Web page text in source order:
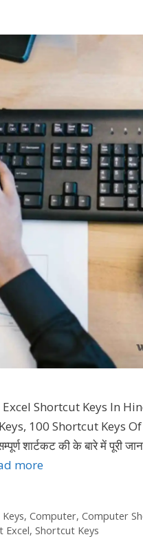
Shortcut Keys In
100 Shortcut Keys
शार्टकट की के बारे में पूरी
more
, Computer, Computer
Excel, Shortcut Keys